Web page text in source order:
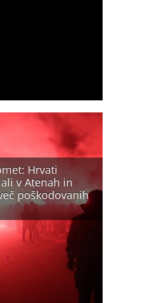
Hrvati
v Atenah in
poškodovanih